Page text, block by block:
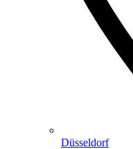
Düsseldorf